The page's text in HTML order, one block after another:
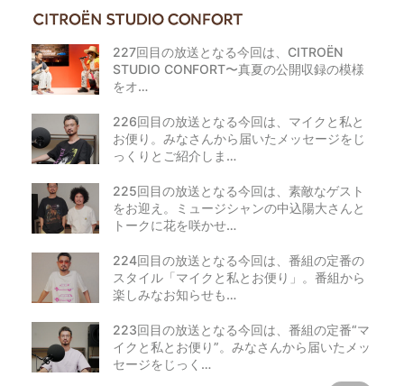
227回目の放送となる今回は、CITROËN
STUDIO CONFORT〜真夏の公開収録の模様
をオ…
226回目の放送となる今回は、マイクと私と
お便り。みなさんから届いたメッセージをじ
っくりとご紹介しま…
225回目の放送となる今回は、素敵なゲスト
をお迎え。ミュージシャンの中込陽大さんと
トークに花を咲かせ…
224回目の放送となる今回は、番組の定番の
スタイル「マイクと私とお便り」。番組から
楽しみなお知らせも…
223回目の放送となる今回は、番組の定番“マ
イクと私とお便り”。みなさんから届いたメッ
セージをじっく…